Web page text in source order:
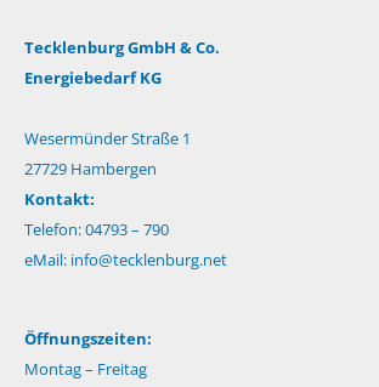
Tecklenburg GmbH & Co.
Energiebedarf KG
Wesermünder Straße 1
27729 Hambergen
Kontakt:
Telefon: 04793 – 790
eMail: info@tecklenburg.net
Öffnungszeiten:
Montag – Freitag